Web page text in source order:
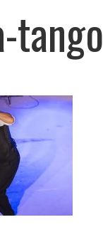
tango